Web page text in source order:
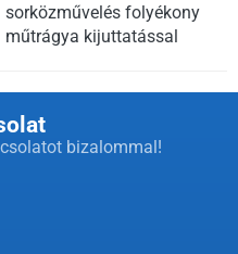
sorközművelés folyékony
műtrágya kijuttatással
bizalommal!